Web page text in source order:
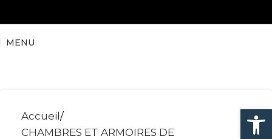
Ouvrir
MENU
Accueil
CHAMBRES ET ARMOIRES DE